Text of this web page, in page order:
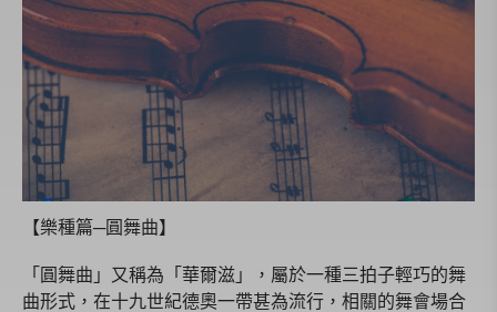
【樂種篇─圓舞曲】
「圓舞曲」又稱為「華爾滋」，屬於一種三拍子輕巧的舞
曲形式，在十九世紀德奧一帶甚為流行，相關的舞會場合